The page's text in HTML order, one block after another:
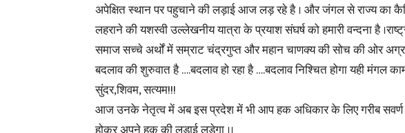
अपेक्षित स्थान पर पहुचाने की लड़ाई आज लड़ रहे है । और जंगल से राज्य का
लहराने की यशस्वी उल्लेखनीय यात्रा के प्रयाश संघर्ष को हमारी वन्दना है
समाज सच्चे अर्थों में सम्राट चंद्रगुप्त और महान चाणक्य की सोच की ओर
बदलाव की शुरुवात है ….बदलाव हो रहा है ….बदलाव निश्चित होगा यही मंगल
सुंदर,शिवम, सत्यम!!!
आज उनके नेतृत्व में अब इस प्रदेश में भी आप हक अधिकार के लिए गरीब सवर्ण